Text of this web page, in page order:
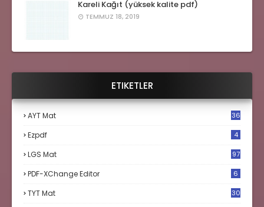
Kareli Kağıt (yüksek kalite pdf)
TEMMUZ 18, 2019
ETIKETLER
AYT Mat 36
Ezpdf 4
LGS Mat 97
PDF-XChange Editor 6
TYT Mat 30